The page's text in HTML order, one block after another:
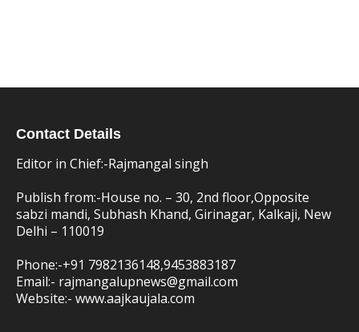
Contact Details
Editor in Chief:-Rajmangal singh
Publish from:-House no. – 30, 2nd floor,Opposite
sabzi mandi, Subhash Khand, Girinagar, Kalkaji, New
Delhi – 110019
Phone:-+91 7982136148,9453883187
Email:- rajmangalupnews@gmail.com
Website:- www.aajkaujala.com